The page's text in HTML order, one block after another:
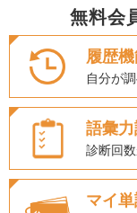
無料会
履歴
自分が
語彙
診断回
マイ